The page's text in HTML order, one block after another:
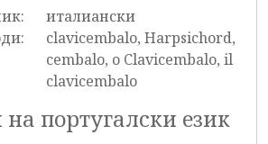
италиански
clavicembalo, Harpsichord,
cembalo, o Clavicembalo, il
clavicembalo
на португалски език